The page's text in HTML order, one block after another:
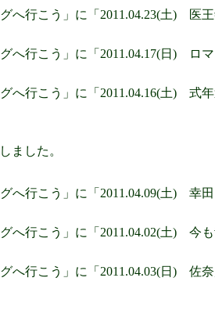
行こう」に「2011.04.23(土) 医
行こう」に「2011.04.17(日) ロ
行こう」に「2011.04.16(土) 式年
ました。
行こう」に「2011.04.09(土) 幸
行こう」に「2011.04.02(土) 今
行こう」に「2011.04.03(日) 佐